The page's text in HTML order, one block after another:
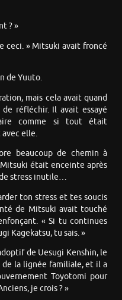
? »
ceci. » Mitsuki avait froncé
de Yuuto.
mais cela avait quand
réfléchir. Il avait essayé
comme si tout était
elle.
beaucoup de chemin à
était enceinte après
stress inutile…
ton stress et tes soucis
de Mitsuki avait touché
« Si tu continues
Kagekatsu, tu sais. »
de Uesugi Kenshin, le
de la lignée familiale, et il a
Toyotomi pour
je crois ? »